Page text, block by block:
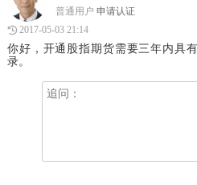
普通用户 申请认证
2017-05-03 21:14
你好，开通股指期货需要三年内具
录。